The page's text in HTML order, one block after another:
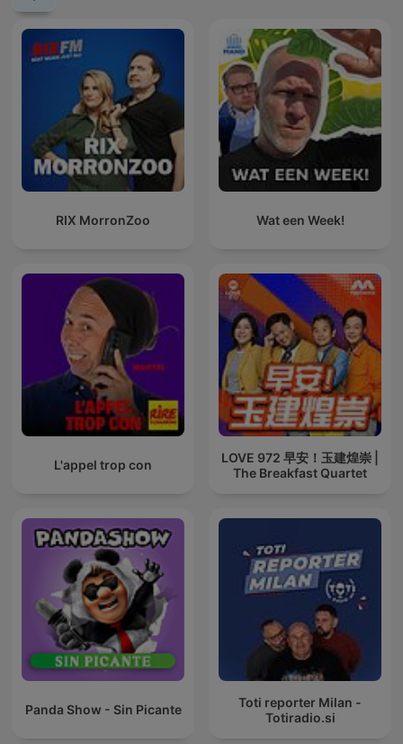
RIX MorronZoo Wat een Week!
L'appel trop con
LOVE 972 早安！玉建煌崇 |
The Breakfast Quartet
Panda Show - Sin Picante
Toti reporter Milan -
Totiradio.si